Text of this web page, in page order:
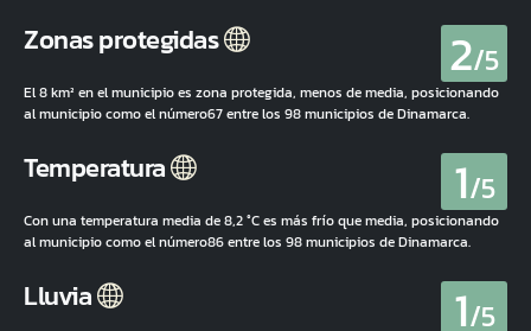
Zonas protegidas 2/5
El 8 km² en el municipio es zona protegida, menos de media, posicionando
al municipio como el número67 entre los 98 municipios de Dinamarca.
Temperatura 1/5
Con una temperatura media de 8,2 °C es más frío que media, posicionando
al municipio como el número86 entre los 98 municipios de Dinamarca.
Lluvia 1/5